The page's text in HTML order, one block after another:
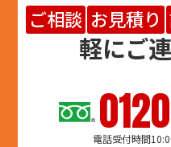
ご相談 お見積り
軽にご
電話受付時間